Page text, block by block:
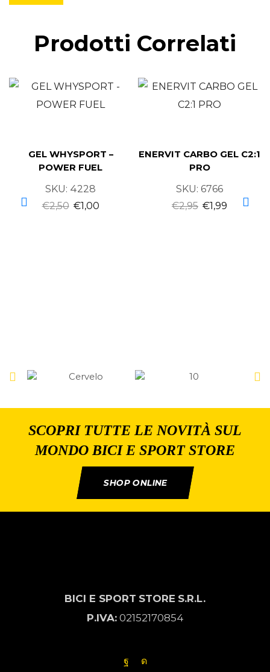
Prodotti Correlati
GEL WHYSPORT –
POWER FUEL
SKU: 4228
€2,50 €1,00
ENERVIT CARBO GEL C2:1
PRO
SKU: 6766
€2,95 €1,99
SCOPRI TUTTE LE NOVITÀ SUL
MONDO BICI E SPORT STORE
SHOP ONLINE
BICI E SPORT STORE S.R.L.
P.IVA:02152170854